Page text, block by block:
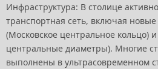
Инфраструктура: В столице
транспортная сеть, включая
(Московское центральное кольцо)
центральные диаметры). Многие
выполнены в ультрасовременном